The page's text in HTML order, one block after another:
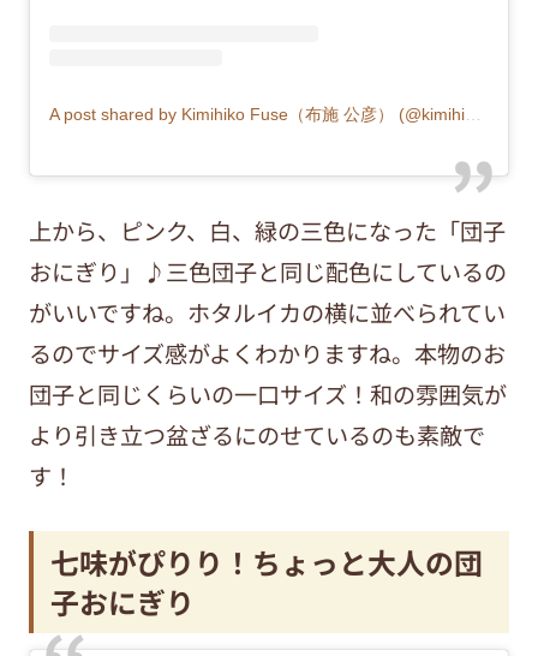
A post shared by Kimihiko Fuse（布施 公彦） (@kimihiko35)
上から、ピンク、白、緑の三色になった「団子
おにぎり」♪三色団子と同じ配色にしているの
がいいですね。ホタルイカの横に並べられてい
るのでサイズ感がよくわかりますね。本物のお
団子と同じくらいの一口サイズ！和の雰囲気が
より引き立つ盆ざるにのせているのも素敵で
す！
七味がぴりり！ちょっと大人の団
子おにぎり